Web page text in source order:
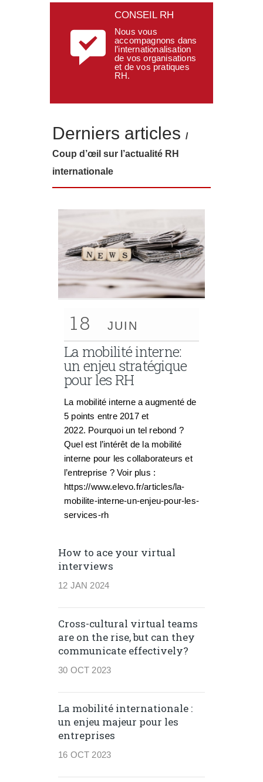
CONSEIL RH
Nous vous
accompagnons dans
l’internationalisation
de vos organisations
et de vos pratiques
RH.
Derniers articles /
Coup d’œil sur l’actualité RH
internationale
18 JUIN
La mobilité interne:
un enjeu stratégique
pour les RH
La mobilité interne a augmenté de
5 points entre 2017 et
2022. Pourquoi un tel rebond ?
Quel est l’intérêt de la mobilité
interne pour les collaborateurs et
l’entreprise ? Voir plus :
https://www.elevo.fr/articles/la-
mobilite-interne-un-enjeu-pour-les-
services-rh
How to ace your virtual
interviews
12 JAN 2024
Cross-cultural virtual teams
are on the rise, but can they
communicate effectively?
30 OCT 2023
La mobilité internationale :
un enjeu majeur pour les
entreprises
16 OCT 2023